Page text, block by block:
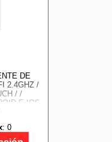
DE
2.4GHZ /
/ /
E IOS
Y
: 0